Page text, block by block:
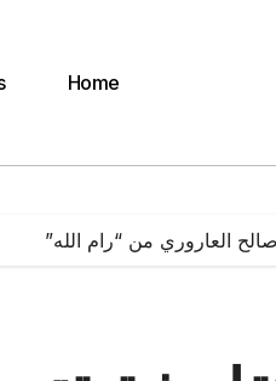
Home
العاروري من “رام الله”